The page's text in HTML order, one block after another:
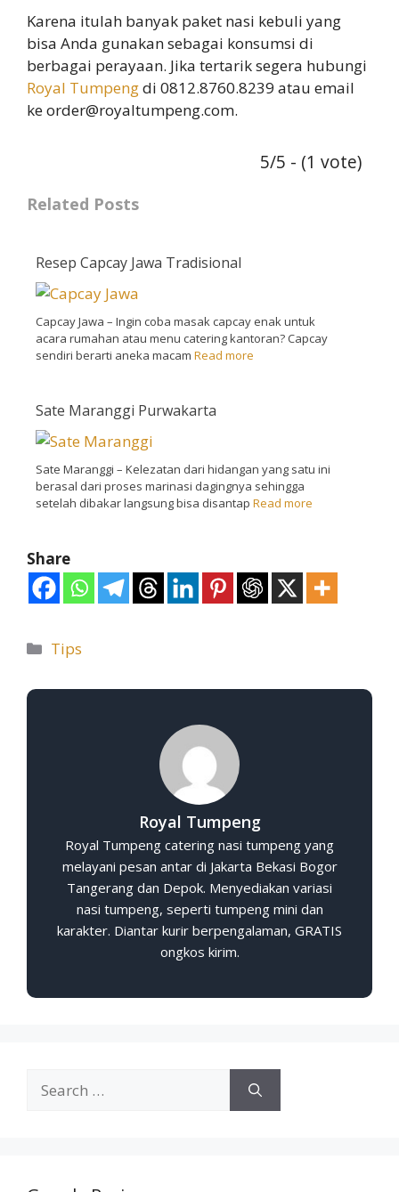
Karena itulah banyak paket nasi kebuli yang
bisa Anda gunakan sebagai konsumsi di
berbagai perayaan. Jika tertarik segera hubungi
Royal Tumpengdi 0812.8760.8239 atau email
ke order@royaltumpeng.com.
5/5 - (1 vote)
Related Posts
Resep Capcay Jawa Tradisional
Capcay Jawa – Ingin coba masak capcay enak untuk
acara rumahan atau menu catering kantoran? Capcay
sendiri berarti aneka macam Read more
Sate Maranggi Purwakarta
Sate Maranggi – Kelezatan dari hidangan yang satu ini
berasal dari proses marinasi dagingnya sehingga
setelah dibakar langsung bisa disantap Read more
Share
Tips
Royal Tumpeng
Royal Tumpeng catering nasi tumpeng yang
melayani pesan antar di Jakarta Bekasi Bogor
Tangerang dan Depok. Menyediakan variasi
nasi tumpeng, seperti tumpeng mini dan
karakter. Diantar kurir berpengalaman, GRATIS
ongkos kirim.